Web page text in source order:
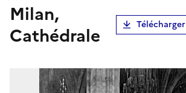
Milan,
Cathédrale
Télécharger